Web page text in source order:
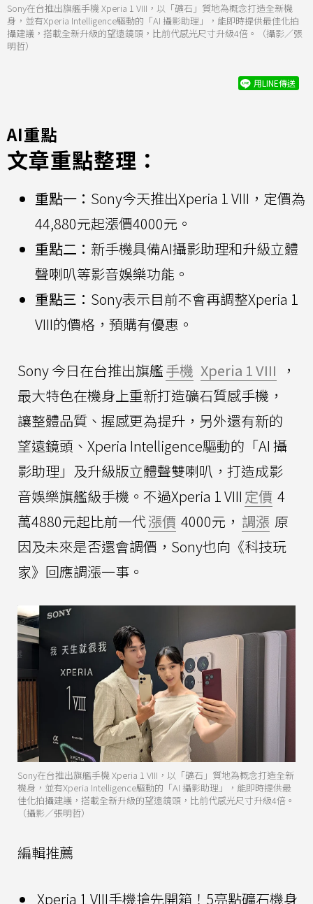
Sony在台推出旗艦手機 Xperia 1 VIII，以「礦石」質地為概念打造全新機
身，並有Xperia Intelligence驅動的「AI 攝影助理」，能即時提供最佳化拍
攝建議，搭載全新升級的望遠鏡頭，比前代感光尺寸升級4倍。（攝影／張
明哲）
用LINE傳送
AI重點
文章重點整理：
重點一： Sony今天推出Xperia 1 VIII，定價為
44,880元起漲價4000元。
重點二： 新手機具備AI攝影助理和升級立體
聲喇叭等影音娛樂功能。
重點三： Sony表示目前不會再調整Xperia 1
VIII的價格，預購有優惠。
Sony 今日在台推出旗艦手機 Xperia 1 VIII ，
最大特色在機身上重新打造礦石質感手機，
讓整體品質、握感更為提升，另外還有新的
望遠鏡頭、Xperia Intelligence驅動的「AI 攝
影助理」及升級版立體聲雙喇叭，打造成影
音娛樂旗艦級手機。不過Xperia 1 VIII 定價 4
萬4880元起比前一代漲價 4000元， 調漲 原
因及未來是否還會調價，Sony也向《科技玩
家》回應調漲一事。
Sony在台推出旗艦手機 Xperia 1 VIII，以「礦石」質地為概念打造全新
機身，並有Xperia Intelligence驅動的「AI 攝影助理」，能即時提供最
佳化拍攝建議，搭載全新升級的望遠鏡頭，比前代感光尺寸升級4倍。
（攝影／張明哲）
編輯推薦
Xperia 1 VIII手機搶先開箱！5亮點礦石機身